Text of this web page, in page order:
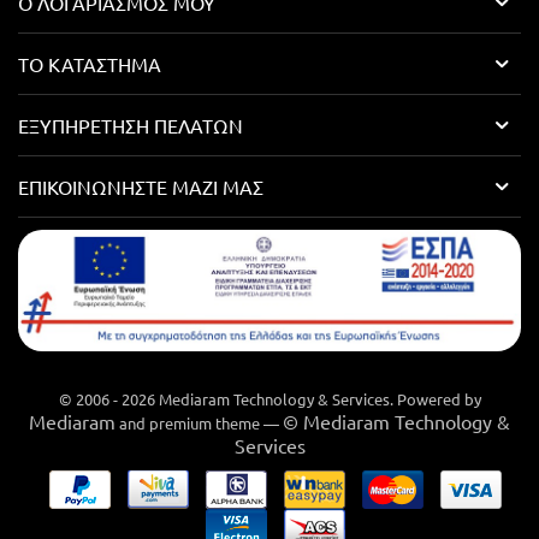
ΤΟ ΚΑΤΆΣΤΗΜΑ
ΕΞΥΠΗΡΈΤΗΣΗ ΠΕΛΑΤΏΝ
ΕΠΙΚΟΙΝΩΝΉΣΤΕ ΜΑΖΊ ΜΑΣ
© 2006 - 2026 Mediaram Technology & Services. Powered by
Mediaram and premium theme — © Mediaram Technology &
Services